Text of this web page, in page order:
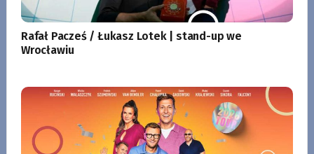
Rafał Pacześ / Łukasz Lotek | stand-up we
Wrocławiu